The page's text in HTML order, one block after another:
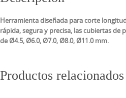
Herramienta diseñada para corte
rápida, segura y precisa, las cubiertas de
de Ø4.5, Ø6.0, Ø7.0, Ø8.0, Ø11.0 mm.
Productos relacionados